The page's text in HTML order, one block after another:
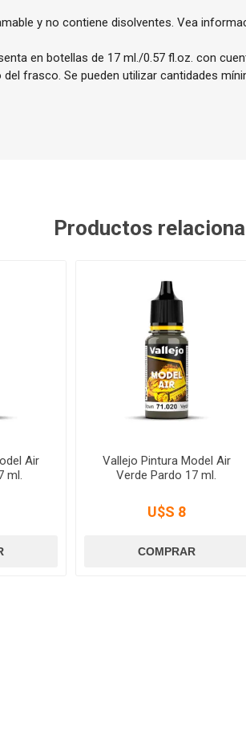
y no contiene disolventes. Vea
en botellas de 17 ml./0.57 fl.oz. con
frasco. Se pueden utilizar cantidades
Productos
Air
ml.
Vallejo Pintura Model Air
Verde Pardo 17 ml.
U$S 8